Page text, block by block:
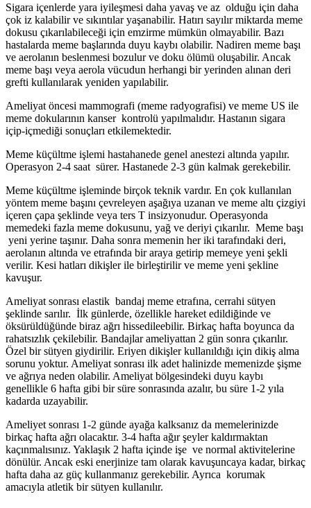
Sigara içenlerde yara iyileşmesi daha yavaş ve az olduğu için daha
çok iz kalabilir ve sıkıntılar yaşanabilir. Hatırı sayılır miktarda meme
dokusu çıkarılabileceği için emzirme mümkün olmayabilir. Bazı
hastalarda meme başlarında duyu kaybı olabilir. Nadiren meme başı
ve aerolanın beslenmesi bozulur ve doku ölümü oluşabilir. Ancak
meme başı veya aerola vücudun herhangi bir yerinden alınan deri
grefti kullanılarak yeniden yapılabilir.
Ameliyat öncesi mammografi (meme radyografisi) ve meme US ile
meme dokularının kanser kontrolü yapılmalıdır. Hastanın sigara
içip-içmediği sonuçları etkilemektedir.
Meme küçültme işlemi hastahanede genel anestezi altında yapılır.
Operasyon 2-4 saat sürer. Hastanede 2-3 gün kalmak gerekebilir.
Meme küçültme işleminde birçok teknik vardır. En çok kullanılan
yöntem meme başını çevreleyen aşağıya uzanan ve meme altı çizgiyi
içeren çapa şeklinde veya ters T insizyonudur. Operasyonda
memedeki fazla meme dokusunu, yağ ve deriyi çıkarılır. Meme başı
yeni yerine taşınır. Daha sonra memenin her iki tarafındaki deri,
aerolanın altında ve etrafında bir araya getirip memeye yeni şekli
verilir. Kesi hatları dikişler ile birleştirilir ve meme yeni şekline
kavuşur.
Ameliyat sonrası elastik bandaj meme etrafına, cerrahi sütyen
şeklinde sarılır. İlk günlerde, özellikle hareket edildiğinde ve
öksürüldüğünde biraz ağrı hissedileebilir. Birkaç hafta boyunca da
rahatsızlık çekilebilir. Bandajlar ameliyattan 2 gün sonra çıkarılır.
Özel bir sütyen giydirilir. Eriyen dikişler kullanıldığı için dikiş alma
sorunu yoktur. Ameliyat sonrası ilk adet halinizde memenizde şişme
ve ağrıya neden olabilir. Ameliyat bölgesindeki duyu kaybı
genellikle 6 hafta gibi bir süre sonrasında azalır, bu süre 1-2 yıla
kadarda uzayabilir.
Ameliyet sonrası 1-2 günde ayağa kalksanız da memelerinizde
birkaç hafta ağrı olacaktır. 3-4 hafta ağır şeyler kaldırmaktan
kaçınmalısınız. Yaklaşık 2 hafta içinde işe ve normal aktivitelerine
dönülür. Ancak eski enerjinize tam olarak kavuşuncaya kadar, birkaç
hafta daha az güç kullanmanız gerekebilir. Ayrıca korumak
amacıyla atletik bir sütyen kullanılır.